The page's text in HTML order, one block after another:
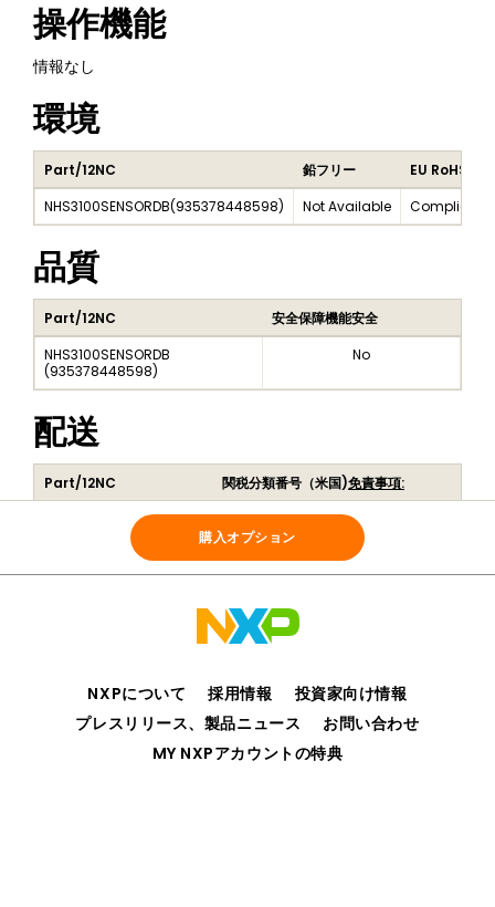
操作機能
情報なし
環境
Part/12NC 鉛フリー
EU RoHS
NHS3100SENSORDB(935378448598) Not Available Compliant
品質
Part/12NC
安全保障機能安全
NHS3100SENSORDB
(935378448598)
No
配送
Part/12NC 関税分類番号（米国)免責事項:
NHS3100SENSORDB
935378448598
847330
購入オプション
NXPについて 採用情報
投資家向け情報
プレスリリース、製品ニュース
お問い合わせ
MY NXPアカウントの特典